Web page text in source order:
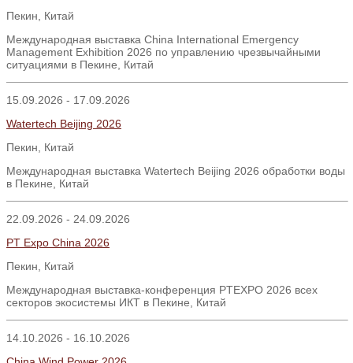
Пекин
Китай
Международная выставка China International Emergency
Management Exhibition 2026 по управлению чрезвычайными
ситуациями в Пекине
Китай
15.09.2026 - 17.09.2026
Watertech Beijing 2026
Пекин, Китай
Международная выставка Watertech Beijing 2026 обработки воды
в Пекине, Китай
22.09.2026 - 24.09.2026
PT Expo China 2026
Пекин
Китай
Международная выставка-конференция PTEXPO 2026 всех
секторов экосистемы ИКТ в Пекине, Китай
14.10.2026 - 16.10.2026